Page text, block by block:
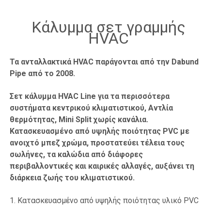
Κάλυμμα σετ γραμμής
HVAC
Τα ανταλλακτικά HVAC παράγονται από την Dabund
Pipe από το 2008.
Σετ κάλυμμα HVAC Line για τα περισσότερα
συστήματα κεντρικού κλιματιστικού, Αντλία
θερμότητας, Mini Split χωρίς κανάλια.
Κατασκευασμένο από υψηλής ποιότητας PVC με
ανοιχτό μπεζ χρώμα, προστατεύει τέλεια τους
σωλήνες, τα καλώδια από διάφορες
περιβαλλοντικές και καιρικές αλλαγές, αυξάνει τη
διάρκεια ζωής του κλιματιστικού.
1. Κατασκευασμένο από υψηλής ποιότητας υλικό PVC